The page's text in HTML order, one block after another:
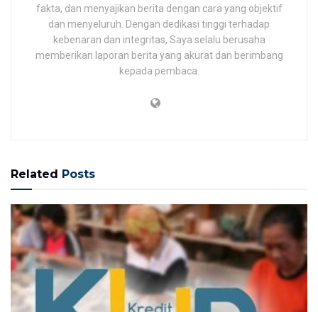
fakta, dan menyajikan berita dengan cara yang objektif
dan menyeluruh. Dengan dedikasi tinggi terhadap
kebenaran dan integritas, Saya selalu berusaha
memberikan laporan berita yang akurat dan berimbang
kepada pembaca.
Related Posts